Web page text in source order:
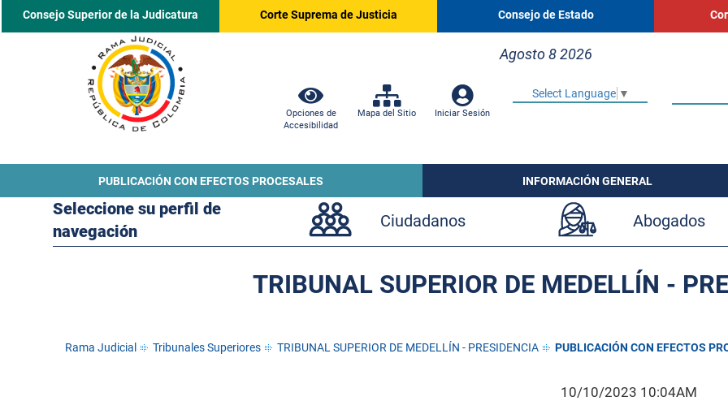
Consejo Superior de la Judicatura Corte Suprema de Justicia Consejo de Estado
Agosto 8 2026
Opciones de
Accesibilidad
Mapa del Sitio Iniciar Sesión
Select Language ▼
PUBLICACIÓN CON EFECTOS PROCESALES INFORMACIÓN GENERAL
Seleccione su perfil de
navegación
Ciudadanos Abogados
TRIBUNAL SUPERIOR DE MEDELLÍN -
Rama Judicial Tribunales Superiores TRIBUNAL SUPERIOR DE MEDELLÍN - PRESIDENCIA PUBLICACIÓN CON EFECTOS
10/10/2023 10:04AM